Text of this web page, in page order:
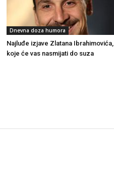
Dnevna doza humora
Najluđe izjave Zlatana Ibrahimovića,
koje će vas nasmijati do suza